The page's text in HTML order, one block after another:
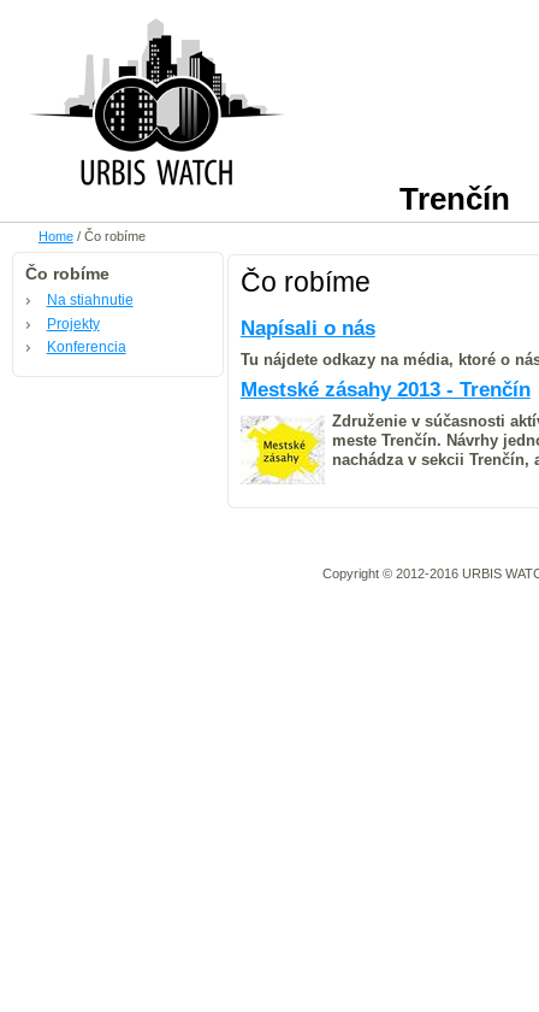
Trenčín
Home / Čo robíme
Čo robíme
Na stiahnutie
Projekty
Konferencia
Čo robíme
Napísali o nás
Tu nájdete odkazy na média, ktoré o
Mestské zásahy 2013 - Trenčín
Združenie v súčasnosti
meste Trenčín. Návrhy
nachádza v sekcii
Copyright © 2012-2016 URBIS